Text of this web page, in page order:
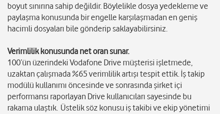
boyut sınırına sahip değildir. Böylelikle dosya yedekleme ve
paylaşma konusunda bir engelle karşılaşmadan en geniş
hacimli dosyaları bile gönderip saklayabilirsiniz.
Verimlilik konusunda net oran sunar.
100’ün üzerindeki Vodafone Drive müşterisi işletmede,
uzaktan çalışmada %65 verimlilik artışı tespit ettik. İş takip
modülü kullanımı öncesinde ve sonrasında şirket içi
performansı raporlayan Drive kullanıcıları sayesinde bu
rakama ulaştık. Üstelik söz konusu iş takibi ve ekip yönetimi